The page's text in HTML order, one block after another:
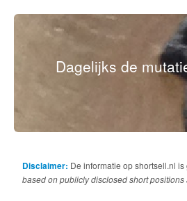
Dagelijks de
Disclaimer: De informatie op shortsell.nl
based on publicly disclosed short